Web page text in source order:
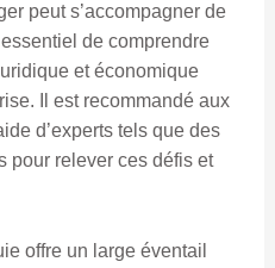
peut s’accompagner de
de comprendre
et économique
Il est recommandé aux
d’experts tels que des
pour relever ces défis et
offre un large éventail